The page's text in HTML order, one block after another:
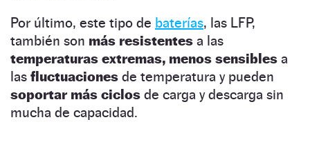
Por último, este tipo de baterías, las LFP,
también son más resistentes a las
temperaturas extremas, menos sensibles a
las fluctuaciones de temperatura y pueden
soportar más ciclos de carga y descarga sin
mucha de capacidad.